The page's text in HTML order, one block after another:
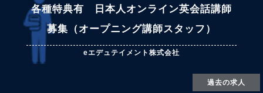
各種特典有 日本人オンライン英会話講師
募集（オープニング講師スタッフ）
eエデュテイメント株式会社
過去の求人